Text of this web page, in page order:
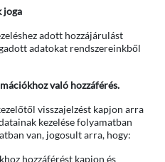
joga
adott hozzájárulást
adatokat rendszereinkből
való hozzáférés.
visszajelzést kapjon arra
kezelése folyamatban
van, jogosult arra, hogy:
hozzáférést kapjon és